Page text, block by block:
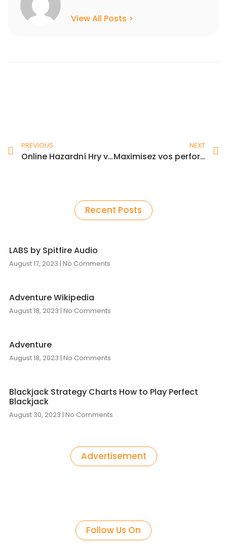
View All Posts >
PREVIOUS
Online Hazardní Hry v České Republice: Analýza Trhu a Budoucí Trendy
NEXT
Maximisez vos performances avec Test E 250
Recent Posts
LABS by Spitfire Audio
August 17, 2023 No Comments
Adventure Wikipedia
August 18, 2023 No Comments
Adventure
August 18, 2023 No Comments
Blackjack Strategy Charts How to Play Perfect
Blackjack
August 30, 2023 No Comments
Advertisement
Follow Us On